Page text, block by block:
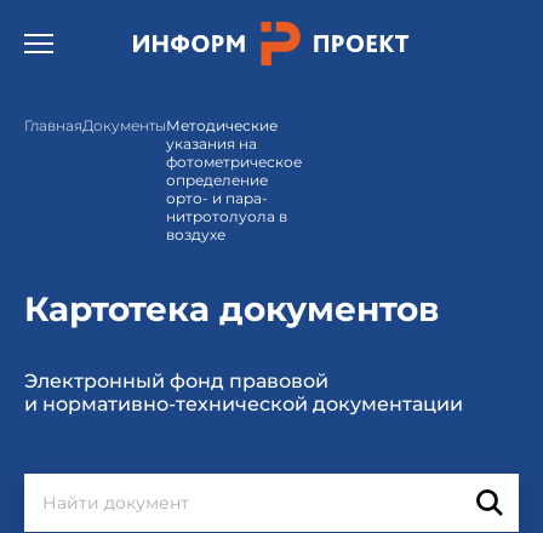
Открыть бургер меню.
ГлавнаяДокументыМетодические
указания на
фотометрическое
определение
орто- и пара-
нитротолуола в
воздухе
Картотека документов
Электронный фонд правовой
и нормативно-технической документации